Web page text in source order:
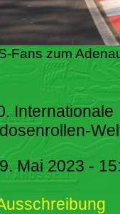
Fans zum
Internationale
Mai 2023 -